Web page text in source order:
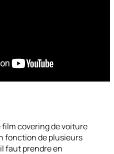
covering de voiture
fonction de plusieurs
faut prendre en